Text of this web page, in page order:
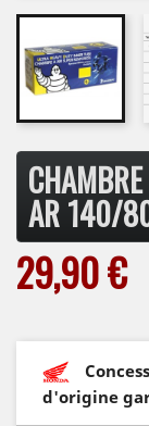
AR 140/
29,90 €
d'origine